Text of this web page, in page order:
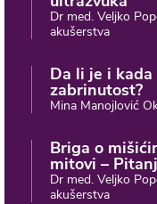
Dr med. Veljko
akušerstva
Da li je i
zabrinutost?
Mina Manojlović
Briga o
mitovi –
Dr med. Veljko
akušerstva